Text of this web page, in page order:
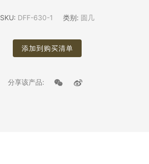
SKU: DFF-630-1 类别: 圆几
添加到购买清单
分享该产品: